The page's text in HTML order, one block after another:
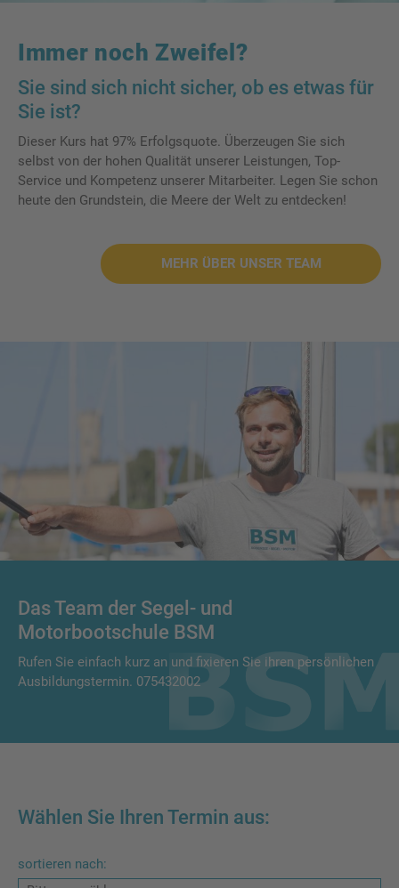
Immer noch Zweifel?
Sie sind sich nicht sicher, ob es etwas für
Sie ist?
Dieser Kurs hat 97% Erfolgsquote. Überzeugen Sie sich
selbst von der hohen Qualität unserer Leistungen, Top-
Service und Kompetenz unserer Mitarbeiter. Legen Sie schon
heute den Grundstein, die Meere der Welt zu entdecken!
MEHR ÜBER UNSER TEAM
Das Team der Segel- und
Motorbootschule BSM
Rufen Sie einfach kurz an und fixieren Sie ihren persönlichen
Ausbildungstermin. 075432002
Wählen Sie Ihren Termin aus:
sortieren nach: